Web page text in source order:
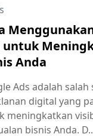
untuk
Anda
Ads adalah
digital yang
meningkatkan
bisnis Anda.